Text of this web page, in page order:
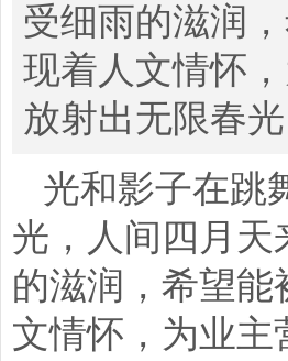
受细雨的滋润
现着人文情怀
放射出无限春
光和影子在跳
光，人间四月
的滋润，希望
文情怀，为业